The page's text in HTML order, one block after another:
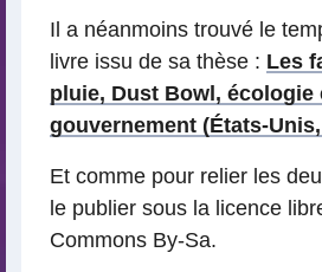
Il a néanmoins trouvé le
livre issu de sa thèse : Les
pluie, Dust Bowl, écologie
gouvernement (États-Unis,
Et comme pour relier les
le publier sous la licence
Commons By-Sa.